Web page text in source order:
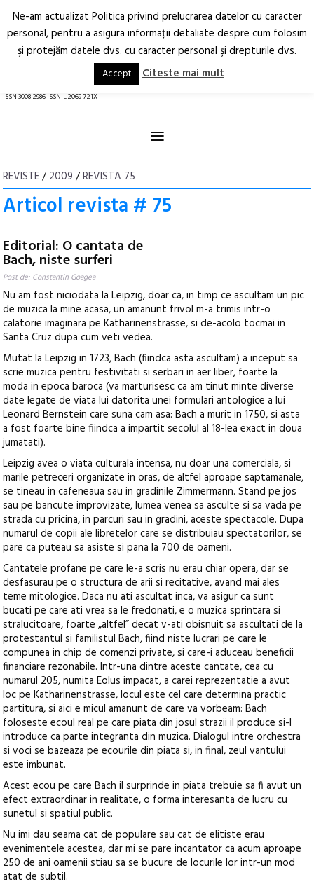
Arhitectură.
Oraș.
RO EN
ISSN 3008-2986 ISSN-L 2069-721X
≡
REVISTE/2009 /REVISTA 75
Articol revista # 75
Editorial: O cantata de
Bach, niste surferi
Post de: Constantin Goagea
Nu am fost niciodata la Leipzig, doar ca, in timp ce ascultam un pic
de muzica la mine acasa, un amanunt frivol m-a trimis intr-o
calatorie imaginara pe Katharinenstrasse, si de-acolo tocmai in
Santa Cruz dupa cum veti vedea.
Mutat la Leipzig in 1723, Bach (fiindca asta ascultam) a inceput sa
scrie muzica pentru festivitati si serbari in aer liber, foarte la
moda in epoca baroca (va marturisesc ca am tinut minte diverse
date legate de viata lui datorita unei formulari antologice a lui
Leonard Bernstein care suna cam asa: Bach a murit in 1750, si asta
a fost foarte bine fiindca a impartit secolul al 18-lea exact in doua
jumatati).
Leipzig avea o viata culturala intensa, nu doar una comerciala, si
marile petreceri organizate in oras, de altfel aproape saptamanale,
se tineau in cafeneaua sau in gradinile Zimmermann. Stand pe jos
sau pe bancute improvizate, lumea venea sa asculte si sa vada pe
strada cu pricina, in parcuri sau in gradini, aceste spectacole. Dupa
numarul de copii ale libretelor care se distribuiau spectatorilor, se
pare ca puteau sa asiste si pana la 700 de oameni.
Cantatele profane pe care le-a scris nu erau chiar opera, dar se
desfasurau pe o structura de arii si recitative, avand mai ales
teme mitologice. Daca nu ati ascultat inca, va asigur ca sunt
bucati pe care ati vrea sa le fredonati, e o muzica sprintara si
stralucitoare, foarte „altfel” decat v-ati obisnuit sa ascultati de la
protestantul si familistul Bach, fiind niste lucrari pe care le
compunea in chip de comenzi private, si care-i aduceau beneficii
financiare rezonabile. Intr-una dintre aceste cantate, cea cu
numarul 205, numita Eolus impacat, a carei reprezentatie a avut
loc pe Katharinenstrasse, locul este cel care determina practic
partitura, si aici e micul amanunt de care va vorbeam: Bach
foloseste ecoul real pe care piata din josul strazii il produce si-l
introduce ca parte integranta din muzica. Dialogul intre orchestra
si voci se bazeaza pe ecourile din piata si, in final, zeul vantului
este imbunat.
Acest ecou pe care Bach il surprinde in piata trebuie sa fi avut un
efect extraordinar in realitate, o forma interesanta de lucru cu
sunetul si spatiul public.
Nu imi dau seama cat de populare sau cat de elitiste erau
evenimentele acestea, dar mi se pare incantator ca acum aproape
250 de ani oamenii stiau sa se bucure de locurile lor intr-un mod
atat de subtil.
Ne-am actualizat Politica privind prelucrarea datelor cu caracter
personal, pentru a asigura informaţii detaliate despre cum folosim
şi protejăm datele dvs. cu caracter personal şi drepturile dvs.
Accept Citeste mai mult